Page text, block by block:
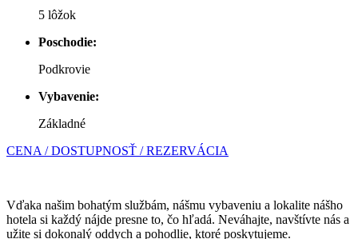
5 lôžok
Poschodie:
Podkrovie
Vybavenie:
Základné
CENA / DOSTUPNOSŤ / REZERVÁCIA
Vďaka našim bohatým službám, nášmu vybaveniu a lokalite nášho
hotela si každý nájde presne to, čo hľadá. Neváhajte, navštívte nás a
užite si dokonalý oddych a pohodlie, ktoré poskytujeme.